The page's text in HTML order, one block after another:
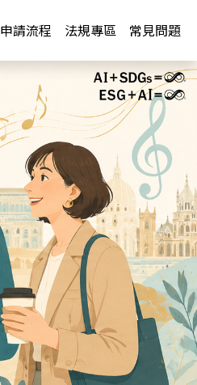
申請流程 法規專區 常見問題